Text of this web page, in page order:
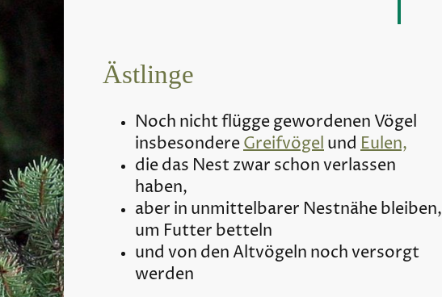
Ästlinge
Noch nicht flügge gewordenen Vögel
insbesondereGreifvögelund Eulen,
die das Nest zwar schon verlassen
haben,
aber in unmittelbarer Nestnähe bleiben,
um Futter betteln
und von den Altvögeln noch versorgt
werden